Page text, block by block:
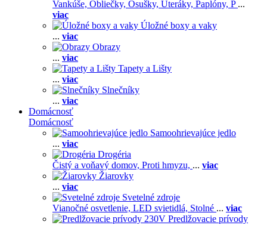
Vankúše, Obliečky, Osušky, Uteráky, Paplóny, P ...
viac
Úložné boxy a vaky
... viac
Obrazy
... viac
Tapety a Lišty
... viac
Slnečníky
... viac
Domácnosť
Domácnosť
Samoohrievajúce jedlo
... viac
Drogéria
Čistý a voňavý domov, Proti hmyzu, ... viac
Žiarovky
... viac
Svetelné zdroje
Vianočné osvetlenie, LED svietidlá, Stolné ... viac
Predlžovacie prívody